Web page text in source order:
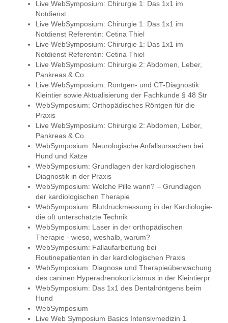
Live WebSymposium: Chirurgie 1: Das 1x1 im
Notdienst
Live WebSymposium: Chirurgie 1: Das 1x1 im
Notdienst Referentin: Cetina Thiel
Live WebSymposium: Chirurgie 1: Das 1x1 im
Notdienst Referentin: Cetina Thiel
Live WebSymposium: Chirurgie 2: Abdomen, Leber,
Pankreas & Co.
Live WebSymposium: Röntgen- und CT-Diagnostik
Kleintier sowie Aktualisierung der Fachkunde § 48 Str
WebSymposium: Orthopädisches Röntgen für die
Praxis
Live WebSymposium: Chirurgie 2: Abdomen, Leber,
Pankreas & Co.
WebSymposium: Neurologische Anfallsursachen bei
Hund und Katze
WebSymposium: Grundlagen der kardiologischen
Diagnostik in der Praxis
WebSymposium: Welche Pille wann? – Grundlagen
der kardiologischen Therapie
WebSymposium: Blutdruckmessung in der Kardiologie-
die oft unterschätzte Technik
WebSymposium: Laser in der orthopädischen
Therapie - wieso, weshalb, warum?
WebSymposium: Fallaufarbeitung bei
Routinepatienten in der kardiologischen Praxis
WebSymposium: Diagnose und Therapieüberwachung
des caninen Hyperadrenokortizismus in der Kleintierpr
WebSymposium: Das 1x1 des Dentalröntgens beim
Hund
WebSymposium
Live Web Symposium Basics Intensivmedizin 1